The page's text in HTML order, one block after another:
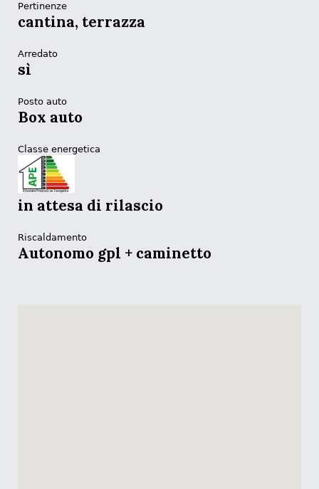
Pertinenze
cantina, terrazza
Arredato
sì
Posto auto
Box auto
Classe energetica
in attesa di rilascio
Riscaldamento
Autonomo gpl + caminetto